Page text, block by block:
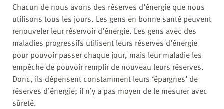
Chacun de nous avons des réserves d’énergie que nous
utilisons tous les jours. Les gens en bonne santé peuvent
renouveler leur réservoir d’énergie. Les gens avec des
maladies progressifs utilisent leurs réserves d’énergie
pour pouvoir passer chaque jour, mais leur maladie les
empêche de pouvoir remplir de nouveau leurs réserves.
Donc, ils dépensent constamment leurs ‘épargnes’ de
réserves d’énergie; il n’y a pas moyen de le mesurer avec
sûreté.